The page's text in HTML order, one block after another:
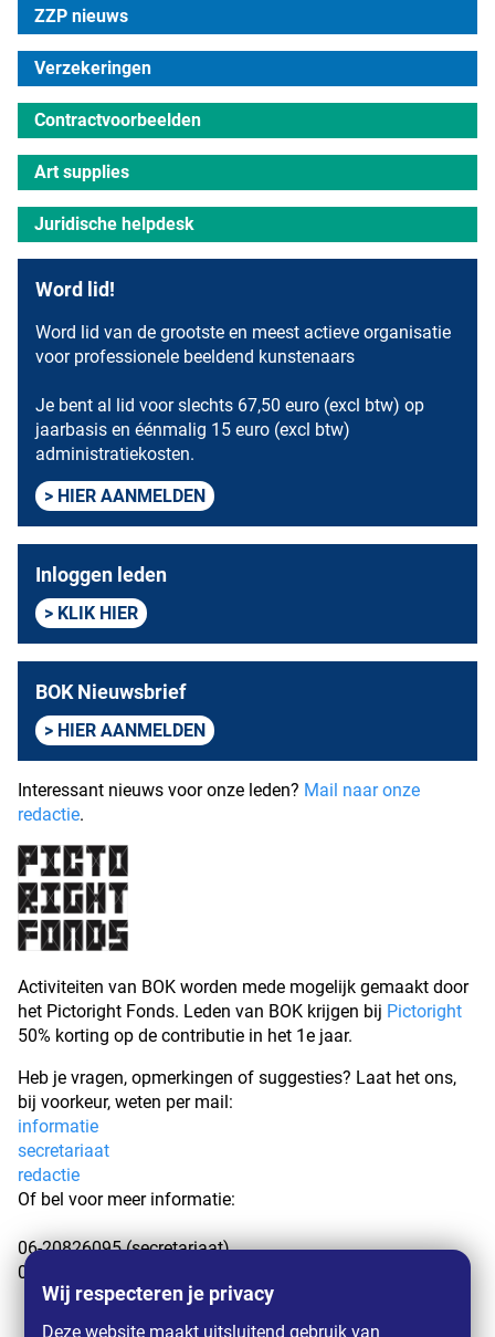
Wij respecteren je privacy
Deze website maakt uitsluitend gebruik van
ZZP nieuws
Verzekeringen
Contractvoorbeelden
Art supplies
Juridische helpdesk
Word lid!
Word lid van de grootste en meest actieve organisatie
voor professionele beeldend kunstenaars
Je bent al lid voor slechts 67,50 euro (excl btw) op
jaarbasis en éénmalig 15 euro (excl btw)
administratiekosten.
HIER AANMELDEN
Inloggen leden
KLIK HIER
BOK Nieuwsbrief
HIER AANMELDEN
Interessant nieuws voor onze leden? Mail naar onze
redactie.
Activiteiten van BOK worden mede mogelijk gemaakt door
het Pictoright Fonds. Leden van BOK krijgen bij Pictoright
50% korting op de contributie in het 1e jaar.
Heb je vragen, opmerkingen of suggesties? Laat het ons,
bij voorkeur, weten per mail:
informatie
secretariaat
redactie
Of bel voor meer informatie:
06-20826095 (secretariaat)
06-27282198 (redactie)